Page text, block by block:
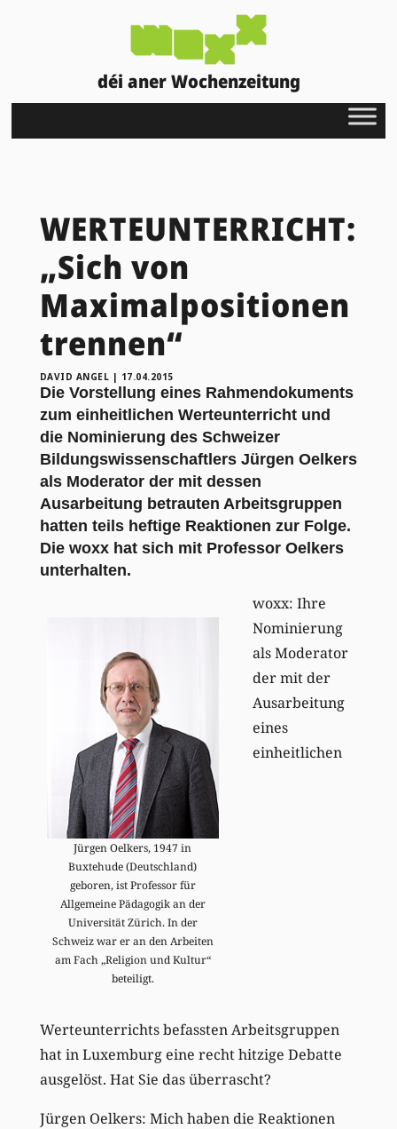
déi aner Wochenzeitung
WERTEUNTERRICHT:
„Sich von
Maximalpositionen
trennen“
DAVID ANGEL | 17.04.2015
Die Vorstellung eines Rahmendokuments
zum einheitlichen Werteunterricht und
die Nominierung des Schweizer
Bildungswissenschaftlers Jürgen Oelkers
als Moderator der mit dessen
Ausarbeitung betrauten Arbeitsgruppen
hatten teils heftige Reaktionen zur Folge.
Die woxx hat sich mit Professor Oelkers
unterhalten.
Jürgen Oelkers, 1947 in
Buxtehude (Deutschland)
geboren, ist Professor für
Allgemeine Pädagogik an der
Universität Zürich. In der
Schweiz war er an den Arbeiten
am Fach „Religion und Kultur“
beteiligt.
woxx: Ihre
Nominierung
als Moderator
der mit der
Ausarbeitung
eines
einheitlichen
Werteunterrichts befassten Arbeitsgruppen
hat in Luxemburg eine recht hitzige Debatte
ausgelöst. Hat Sie das überrascht?
Jürgen Oelkers: Mich haben die Reaktionen